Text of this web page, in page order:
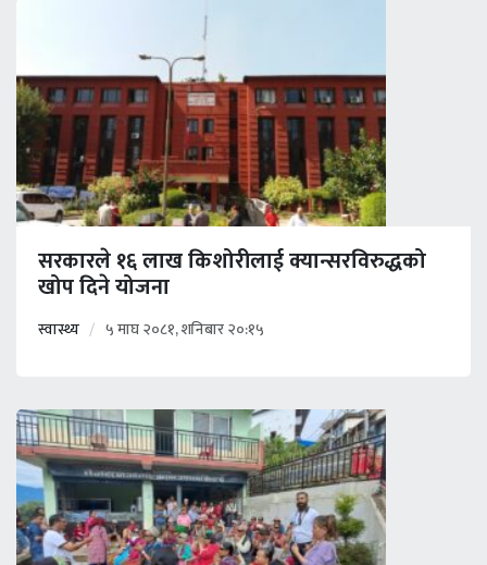
सरकारले १६ लाख किशोरीलाई क्यान्सरविरुद्धको
खोप दिने योजना
स्वास्थ्य ५ माघ २०८१, शनिबार २०:१५